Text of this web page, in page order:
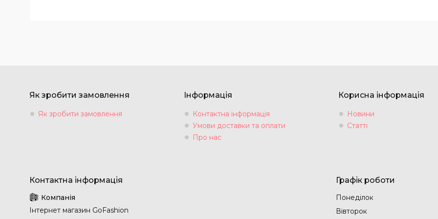
Як зробити замовлення
Як зробити замовлення
Інформація
Контактна інформація
Умови доставки та оплати
Про нас
Корисна інформація
Новини
Статті
Інтернет магазин GoFashion
Графік роботи
Понеділок
Вівторок